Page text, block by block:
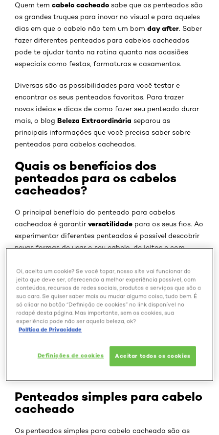
Quem tem cabelo cacheado sabe que os penteados são
os grandes truques para inovar no visual e para aqueles
dias em que o cabelo não tem um bom day after. Saber
fazer diferentes penteados para cabelos cacheados
pode te ajudar tanto na rotina quanto nas ocasiões
especiais como festas, formaturas e casamentos.
Diversas são as possibilidades para você testar e
encontrar os seus penteados favoritos. Para trazer
novas ideias e dicas de como fazer seu penteado durar
mais, o blog Beleza Extraordinária separou as
principais informações que você precisa saber sobre
penteados para cabelos cacheados.
Quais os benefícios dos
penteados para os cabelos
cacheados?
O principal benefício do penteado para cabelos
cacheados é garantir versatilidade para os seus fios. Ao
experimentar diferentes penteados é possível descobrir
novas formas de usar o seu cabelo, de jeitos e com
Além disso, o penteado pode ser uma boa alternativa
para os dias de calor e para aqueles dias em que você
precisa se sentir mais confortável, e tudo isso sem abrir
mão do estilo. O penteado para cabelos cacheados
também proporciona praticidade no dia a dia e pode
deram certo, além disso, os diferentes penteados são
Penteados simples para cabelo
cacheado
Os penteados simples para cabelo cacheado são as
Oi, aceita um cookie? Se você topar, nosso site vai funcionar do
jeito que deve ser, oferecendo a melhor experiência possível, com
conteúdos, recursos de redes sociais, produtos e serviços que são a
sua cara. Se quiser saber mais ou mudar alguma coisa, tudo bem. É
só clicar no botão “Definição de cookies” no link disponível no
rodapé desta página. Mas importante, sem os cookies, sua
experiência pode não ser aquela beleza, ok?
Política de Privacidade
Definições de cookies Aceitar todos os cookies